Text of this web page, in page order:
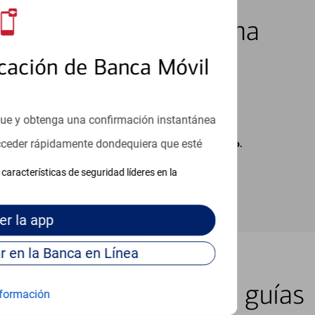
de Banca Móvil
y obtenga una confirmación instantánea
rápidamente dondequiera que esté
de seguridad líderes en la
la app
Continúe para entrar en la Banca en Línea
7 días de la semana
cargos de su proveedor por mensajes de texto.
lugar con nuestras guías